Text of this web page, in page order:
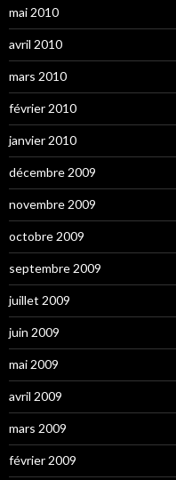
mai 2010
avril 2010
mars 2010
février 2010
janvier 2010
décembre 2009
novembre 2009
octobre 2009
septembre 2009
juillet 2009
juin 2009
mai 2009
avril 2009
mars 2009
février 2009